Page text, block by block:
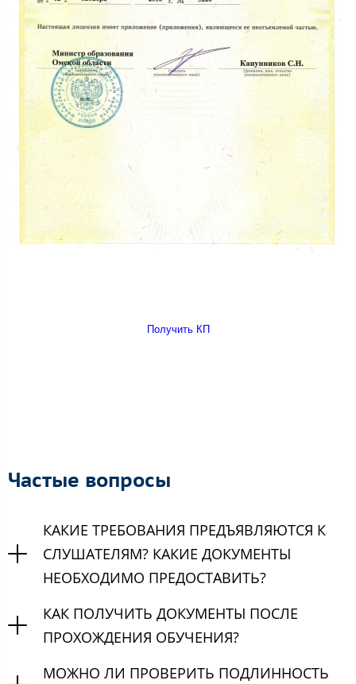
Получить КП
Частые вопросы
КАКИЕ ТРЕБОВАНИЯ ПРЕДЪЯВЛЯЮТСЯ К
СЛУШАТЕЛЯМ? КАКИЕ ДОКУМЕНТЫ
НЕОБХОДИМО ПРЕДОСТАВИТЬ?
КАК ПОЛУЧИТЬ ДОКУМЕНТЫ ПОСЛЕ
ПРОХОЖДЕНИЯ ОБУЧЕНИЯ?
МОЖНО ЛИ ПРОВЕРИТЬ ПОДЛИННОСТЬ